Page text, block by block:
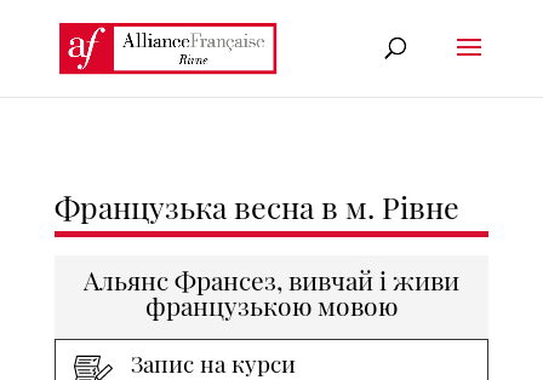
Французька весна в м. Рівне
Альянс Франсез, вивчай і живи
французькою мовою
Запис на курси